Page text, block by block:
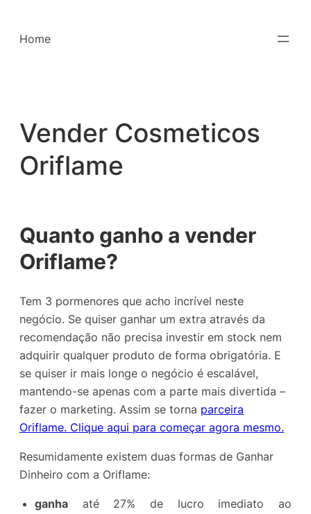
para
Home
Vender Cosmeticos
Oriflame
Quanto ganho a vender
Oriflame?
Tem 3 pormenores que acho incrível neste
negócio. Se quiser ganhar um extra através da
recomendação não precisa investir em stock nem
adquirir qualquer produto de forma obrigatória. E
se quiser ir mais longe o negócio é escalável,
mantendo-se apenas com a parte mais divertida –
fazer o marketing. Assim se torna parceira
Oriflame. Clique aqui para começar agora mesmo.
Resumidamente existem duas formas de Ganhar
Dinheiro com a Oriflame:
ganha até 27% de lucro imediato ao